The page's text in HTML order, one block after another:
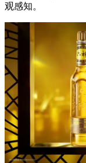
观感知。